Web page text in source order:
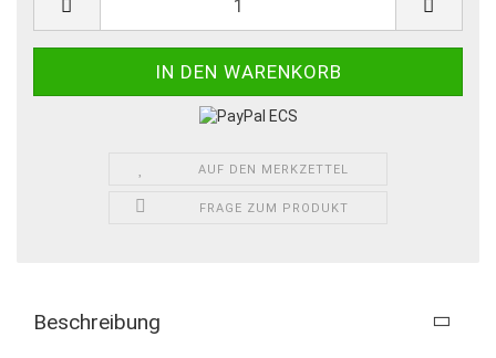
AUF DEN MERKZETTEL
FRAGE ZUM PRODUKT
Beschreibung